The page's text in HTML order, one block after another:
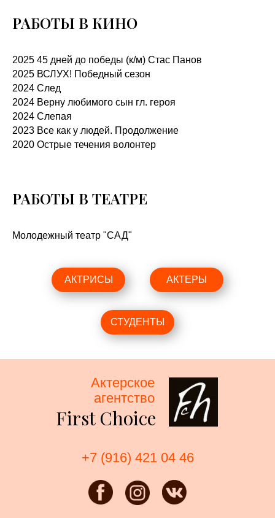
РАБОТЫ В КИНО
2025 45 дней до победы (к/м) Стас Панов
2025 ВСЛУХ! Победный сезон
2024 След
2024 Верну любимого сын гл. героя
2024 Слепая
2023 Все как у людей. Продолжение
2020 Острые течения волонтер
РАБОТЫ В ТЕАТРЕ
Молодежный театр "САД"
АКТЕРЫ
АКТРИСЫ
СТУДЕНТЫ
Актерское
агентство
First Choice
+7 (916) 421 04 46